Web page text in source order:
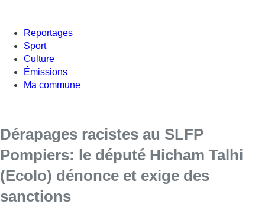
Reportages
Sport
Culture
Émissions
Ma commune
Dérapages racistes au SLFP
Pompiers: le député Hicham Talhi
(Ecolo) dénonce et exige des
sanctions